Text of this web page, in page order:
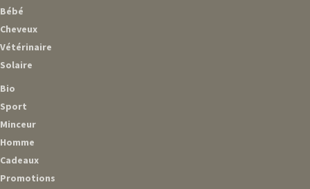
Bébé
Cheveux
Vétérinaire
Solaire
Bio
Sport
Minceur
Homme
Cadeaux
Promotions